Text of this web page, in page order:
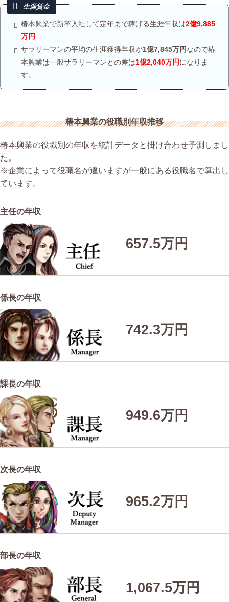
椿本興業で新卒入社して定年まで稼げる生涯年収は2億9,885
万円
サラリーマンの平均の生涯獲得年収が1億7,845万円なので椿
本興業は一般サラリーマンとの差は1億2,040万円になりま
す。
椿本興業の役職別年収推移
椿本興業の役職別の年収を統計データと掛け合わせ予測しまし
た。
※企業によって役職名が違いますが一般にある役職名で算出し
ています。
主任の年収
657.5万円
係長の年収
742.3万円
課長の年収
949.6万円
次長の年収
965.2万円
部長の年収
1,067.5万円